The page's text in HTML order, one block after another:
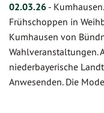
02.03.26 -
Frühschoppen in
Kumhausen von
Wahlveranstaltungen.
niederbayerische
Anwesenden. Die